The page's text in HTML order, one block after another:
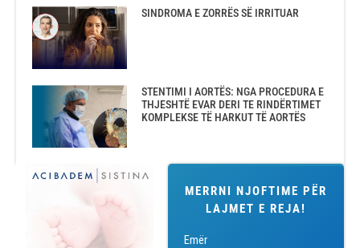
SINDROMA E ZORRËS SË IRRITUAR
STENTIMI I AORTËS: NGA PROCEDURA E
THJESHTË EVAR DERI TE RINDËRTIMET
KOMPLEKSE TË HARKUT TË AORTËS
MERRNI NJOFTIME PËR
LAJMET E REJA!
Emër